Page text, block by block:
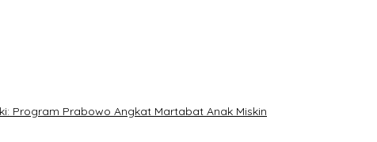
Program Prabowo Angkat Martabat Anak Miskin